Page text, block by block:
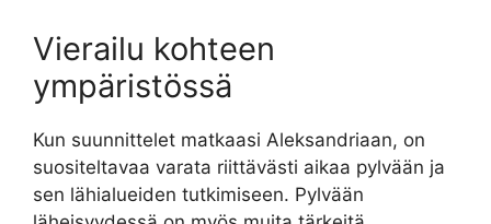
Vierailu kohteen
ympäristössä
Kun suunnittelet matkaasi Aleksandriaan, on
suositeltavaa varata riittävästi aikaa pylvään ja
sen lähialueiden tutkimiseen. Pylvään